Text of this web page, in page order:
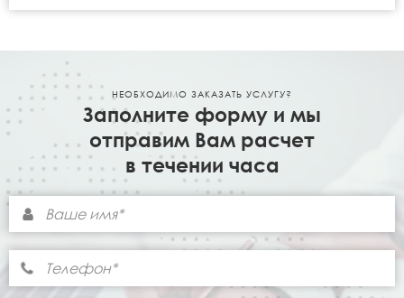
НЕОБХОДИМО ЗАКАЗАТЬ УСЛУГУ?
Заполните форму и мы
отправим Вам расчет
в течении часа